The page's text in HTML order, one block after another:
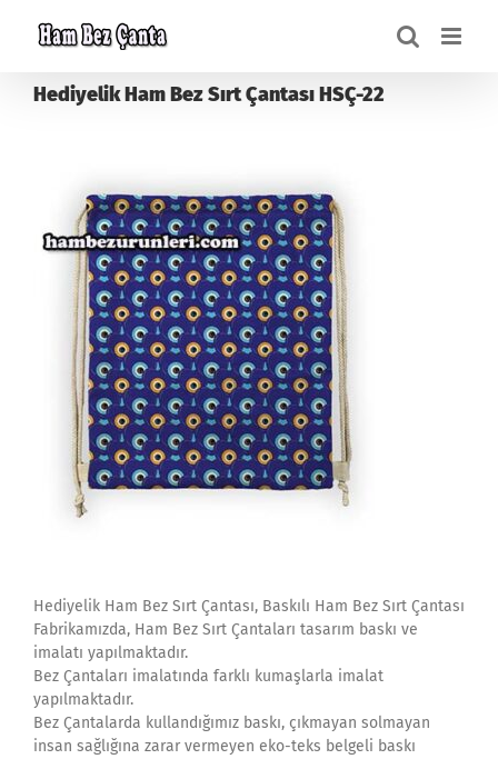
Hediyelik Ham Bez Sırt Çantası HSÇ-22
Hediyelik Ham Bez Sırt Çantası, Baskılı Ham Bez Sırt Çantası
Fabrikamızda, Ham Bez Sırt Çantaları tasarım baskı ve
imalatı yapılmaktadır.
Bez Çantaları imalatında farklı kumaşlarla imalat
yapılmaktadır.
Bez Çantalarda kullandığımız baskı, çıkmayan solmayan
insan sağlığına zarar vermeyen eko-teks belgeli baskı